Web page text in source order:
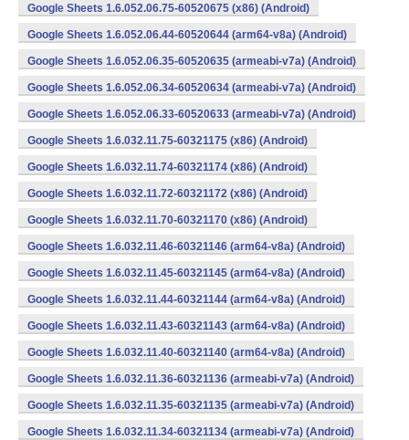
Google Sheets 1.6.052.06.75-60520675 (x86) (Android)
Google Sheets 1.6.052.06.44-60520644 (arm64-v8a) (Android)
Google Sheets 1.6.052.06.35-60520635 (armeabi-v7a) (Android)
Google Sheets 1.6.052.06.34-60520634 (armeabi-v7a) (Android)
Google Sheets 1.6.052.06.33-60520633 (armeabi-v7a) (Android)
Google Sheets 1.6.032.11.75-60321175 (x86) (Android)
Google Sheets 1.6.032.11.74-60321174 (x86) (Android)
Google Sheets 1.6.032.11.72-60321172 (x86) (Android)
Google Sheets 1.6.032.11.70-60321170 (x86) (Android)
Google Sheets 1.6.032.11.46-60321146 (arm64-v8a) (Android)
Google Sheets 1.6.032.11.45-60321145 (arm64-v8a) (Android)
Google Sheets 1.6.032.11.44-60321144 (arm64-v8a) (Android)
Google Sheets 1.6.032.11.43-60321143 (arm64-v8a) (Android)
Google Sheets 1.6.032.11.40-60321140 (arm64-v8a) (Android)
Google Sheets 1.6.032.11.36-60321136 (armeabi-v7a) (Android)
Google Sheets 1.6.032.11.35-60321135 (armeabi-v7a) (Android)
Google Sheets 1.6.032.11.34-60321134 (armeabi-v7a) (Android)